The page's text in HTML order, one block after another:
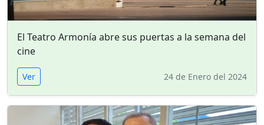
El Teatro Armonía abre sus puertas a la semana del
cine
Ver 24 de Enero del 2024